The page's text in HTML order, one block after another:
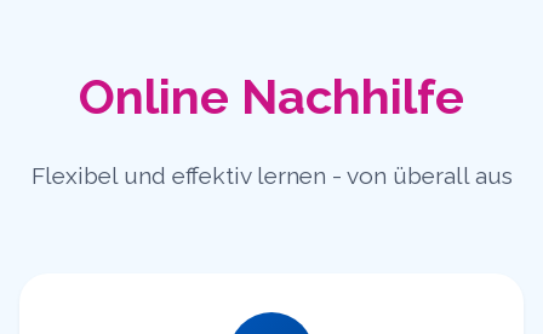
Online Nachhilfe
Flexibel und effektiv lernen - von überall aus